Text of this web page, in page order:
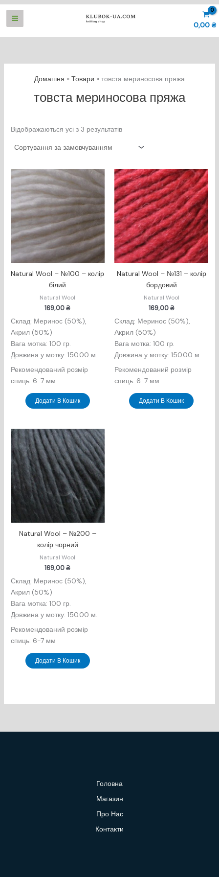
Перейти
0,00 ₴
Домашня Товари товста мериносова пряжа
товста мериносова пряжа
Відображаються усі з 3 результатів
Natural Wool​ – №100 – колір
білий
Natural Wool
169,00₴
Склад: Меринос (50%),
Акрил (50%)
Вага мотка: 100 гр.
Довжина у мотку: 150.00 м.
Рекомендований розмір
спиць: 6-7 мм
Додати В Кошик
Natural Wool​ – №131 – колір
бордовий
Natural Wool
169,00₴
Склад: Меринос (50%),
Акрил (50%)
Вага мотка: 100 гр.
Довжина у мотку: 150.00 м.
Рекомендований розмір
спиць: 6-7 мм
Додати В Кошик
Natural Wool​ – №200 –
колір чорний
Natural Wool
169,00₴
Склад: Меринос (50%),
Акрил (50%)
Вага мотка: 100 гр.
Довжина у мотку: 150.00 м.
Рекомендований розмір
спиць: 6-7 мм
Додати В Кошик
Головна
Магазин
Про Нас
Контакти